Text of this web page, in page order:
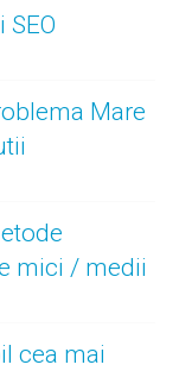
Mare
mici / medii
cea mai